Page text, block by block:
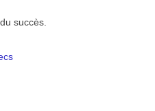
succès.